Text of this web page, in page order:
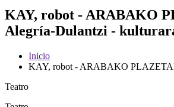
KAY, robot - ARABAKO
Alegría-Dulantzi -
Inicio
KAY, robot - ARABAKO
Teatro